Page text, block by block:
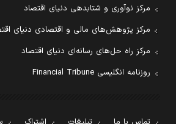
مرکز نوآوری و شتابدهی دنیای اقتصاد
مرکز پژوهش‌های مالی و اقتصادی دنیای
مرکز راه حل‌های رسانه‌ای دنیای اقتصاد
روزنامه انگلیسی Financial Tribune